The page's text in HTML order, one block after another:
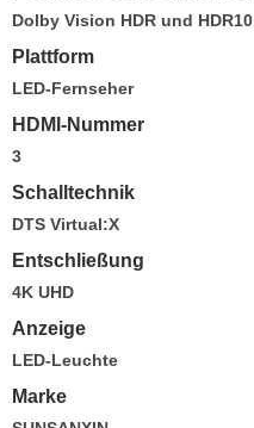
Dolby Vision HDR und HDR10
Plattform
LED-Fernseher
HDMI-Nummer
3
Schalltechnik
DTS Virtual:X
Entschließung
4K UHD
Anzeige
LED-Leuchte
Marke